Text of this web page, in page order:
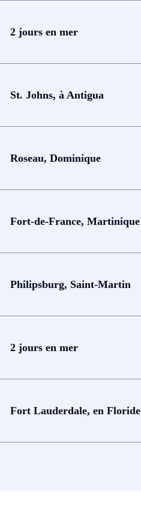
2 jours en mer
St. Johns, à Antigua
Roseau, Dominique
Fort-de-France, Martinique
Philipsburg, Saint-Martin
2 jours en mer
Fort Lauderdale, en Floride